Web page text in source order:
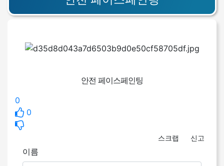
안전 페이스페인팅
0
0
스크랩 신고
이름